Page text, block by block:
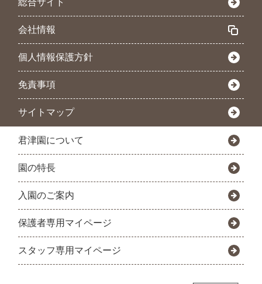
総合サイト
会社情報
個人情報保護方針
免責事項
サイトマップ
君津園について
園の特長
入園のご案内
保護者専用マイページ
スタッフ専用マイページ